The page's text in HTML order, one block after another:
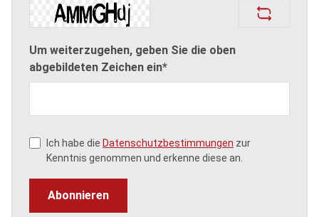
Um weiterzugehen, geben Sie die oben
abgebildeten Zeichen ein*
Ich habe die Datenschutzbestimmungen zur
Kenntnis genommen und erkenne diese an.
Abonnieren